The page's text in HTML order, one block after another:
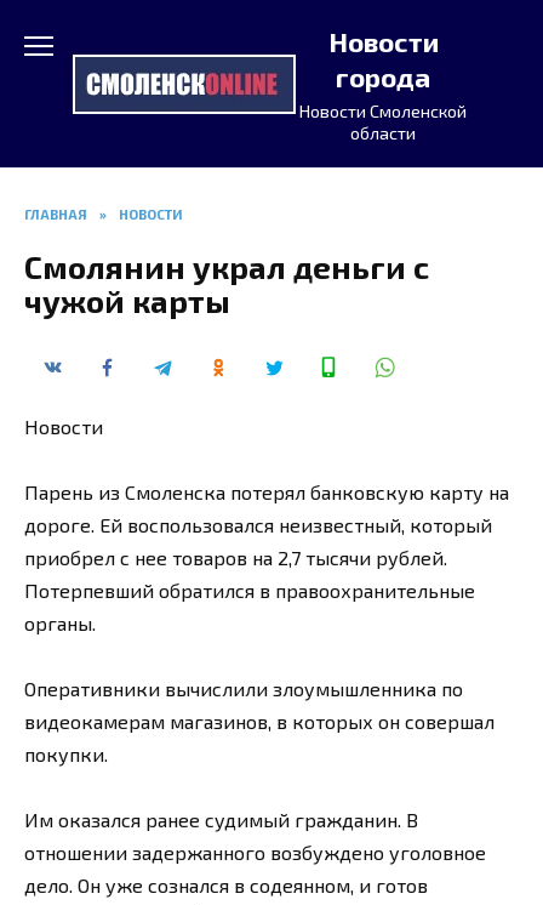
содержанию
Новости
города
Новости Смоленской
области
ГЛАВНАЯ » НОВОСТИ
Смолянин украл деньги с
чужой карты
Новости
Парень из Смоленска потерял банковскую карту на
дороге. Ей воспользовался неизвестный, который
приобрел с нее товаров на 2,7 тысячи рублей.
Потерпевший обратился в правоохранительные
органы.
Оперативники вычислили злоумышленника по
видеокамерам магазинов, в которых он совершал
покупки.
Им оказался ранее судимый гражданин. В
отношении задержанного возбуждено уголовное
дело. Он уже сознался в содеянном, и готов